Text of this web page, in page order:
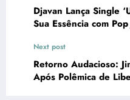
Djavan Lança Single
Sua Essência com
Next post
Retorno Audacioso:
Após Polêmica de